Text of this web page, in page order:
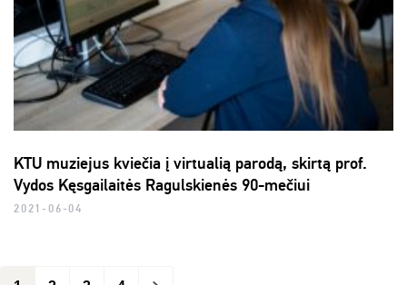
KTU muziejus kviečia į virtualią parodą, skirtą prof.
Vydos Kęsgailaitės Ragulskienės 90-mečiui
2021-06-04